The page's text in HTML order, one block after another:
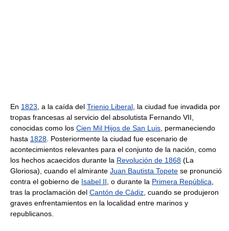
En 1823 , a la caída del Trienio Liberal , la ciudad fue invadida por
tropas francesas al servicio del absolutista Fernando VII,
conocidas como los Cien Mil Hijos de San Luis , permaneciendo
hasta 1828 . Posteriormente la ciudad fue escenario de
acontecimientos relevantes para el conjunto de la nación, como
los hechos acaecidos durante la Revolución de 1868 (La
Gloriosa), cuando el almirante Juan Bautista Topete se pronunció
contra el gobierno de Isabel II , o durante la Primera República
tras la proclamación del Cantón de Cádiz , cuando se produjeron
graves enfrentamientos en la localidad entre marinos y
republicanos.